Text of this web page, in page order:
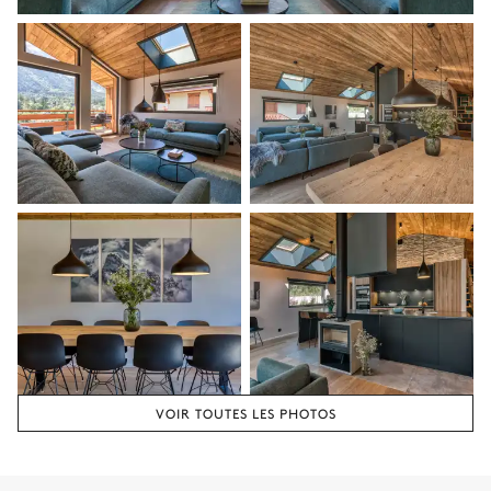
Vue sur les montagnes
Lit double (2 lits simples)
Terrasse
Table de Bureau
Dressing
Salle de bain 2
Attenante
Douche à l'italienne
Vasque simple
Chambre 3
Lit double (2 lits simples) Dressing
VOIR TOUTES LES PHOTOS